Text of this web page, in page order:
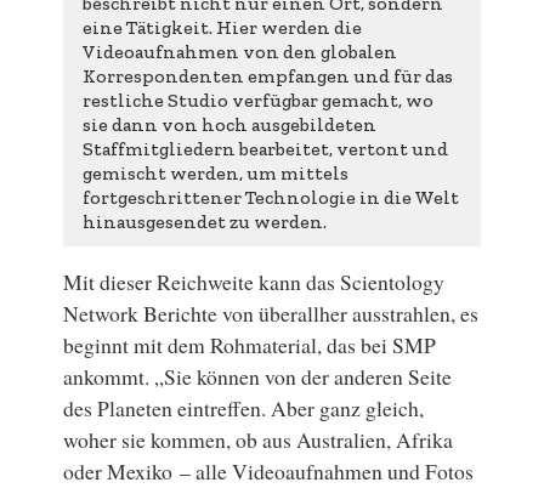
eine Tätigkeit. Hier werden die
Videoaufnahmen von den globalen
Korrespondenten empfangen und für das
restliche Studio verfügbar gemacht, wo
sie dann von hoch ausgebildeten
Staffmitgliedern bearbeitet, vertont und
gemischt werden, um mittels
fortgeschrittener Technologie in die Welt
hinausgesendet zu werden.
Mit dieser Reichweite kann das Scientology
Network Berichte von überallher ausstrahlen, es
beginnt mit dem Rohmaterial, das bei SMP
ankommt. „Sie können von der anderen Seite
des Planeten eintreffen. Aber ganz gleich,
woher sie kommen, ob aus Australien, Afrika
oder Mexiko – alle Videoaufnahmen und Fotos